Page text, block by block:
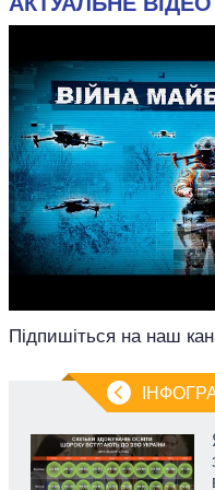
Підпишіться на наш